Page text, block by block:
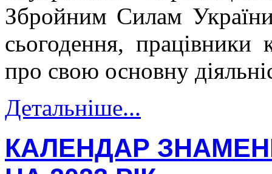
Збройним Силам
сьогодення,
про свою основну
Детальніше...
КАЛЕНДАР